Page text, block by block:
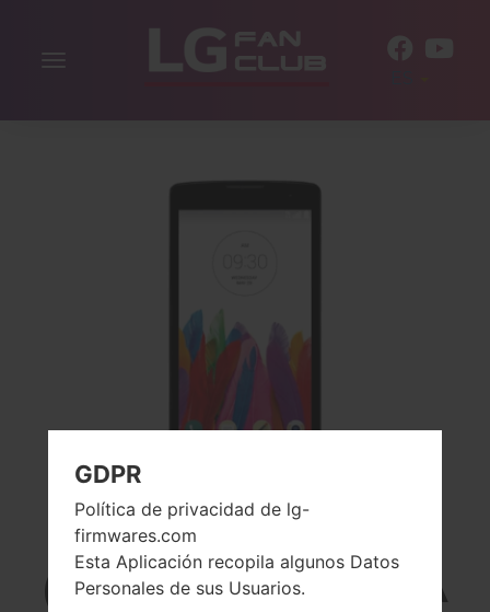
Alternar
LG H345KTGO1
(LGH345KTGO1) DE LA
GDPR
Política de privacidad de lg-
firmwares.com
Esta Aplicación recopila algunos Datos
Personales de sus Usuarios.